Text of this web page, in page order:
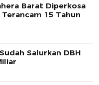
Barat Diperkosa
15 Tahun
Salurkan DBH